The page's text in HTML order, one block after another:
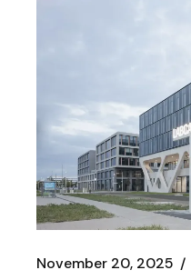
November 20, 2025